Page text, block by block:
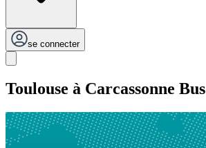
se connecter
Toulouse à Carcassonne Bus